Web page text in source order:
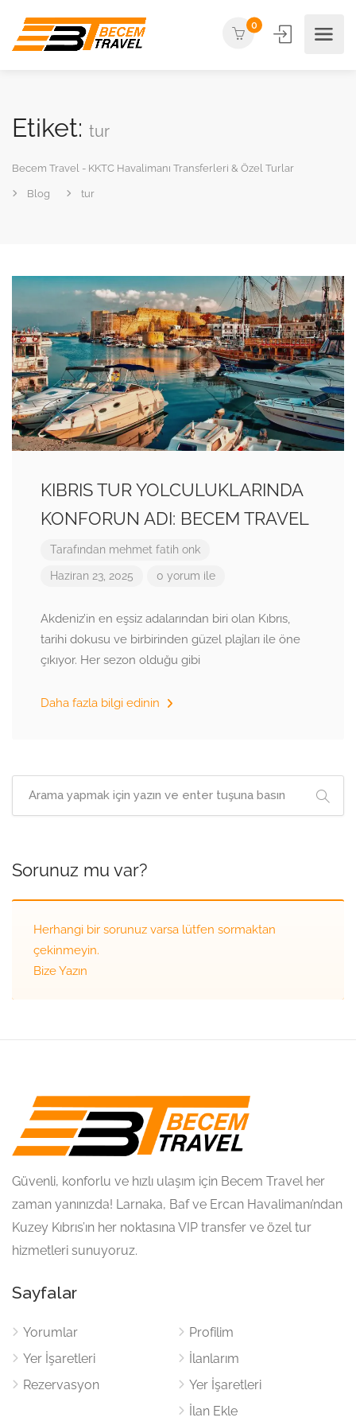
0
Etiket: tur
Becem Travel - KKTC Havalimanı Transferleri & Özel Turlar
Blog tur
KIBRIS TUR YOLCULUKLARINDA
KONFORUN ADI: BECEM TRAVEL
Tarafından mehmet fatih onk
Haziran 23, 2025 0 yorum ile
Akdeniz’in en eşsiz adalarından biri olan Kıbrıs,
tarihi dokusu ve birbirinden güzel plajları ile öne
çıkıyor. Her sezon olduğu gibi
Daha fazla bilgi edinin
Sorunuz mu var?
Herhangi bir sorunuz varsa lütfen sormaktan
çekinmeyin.
Bize Yazın
Güvenli, konforlu ve hızlı ulaşım için Becem Travel her
zaman yanınızda! Larnaka, Baf ve Ercan Havalimanı’ndan
Kuzey Kıbrıs’ın her noktasına VIP transfer ve özel tur
hizmetleri sunuyoruz.
Sayfalar
Yorumlar
Yer İşaretleri
Rezervasyon
Profilim
İlanlarım
Yer İşaretleri
İlan Ekle